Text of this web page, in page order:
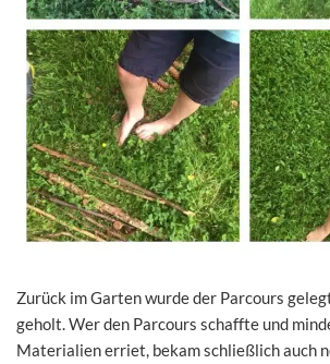
Zurück im Garten wurde der Parcours
geholt. Wer den Parcours schaffte und
Materialien erriet, bekam schließlich auch